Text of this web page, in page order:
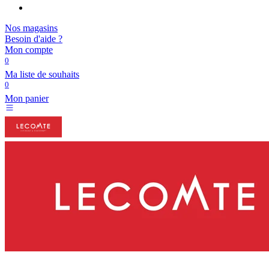
Nos magasins
Besoin d'aide ?
Mon compte
0
Ma liste de souhaits
0
Mon panier